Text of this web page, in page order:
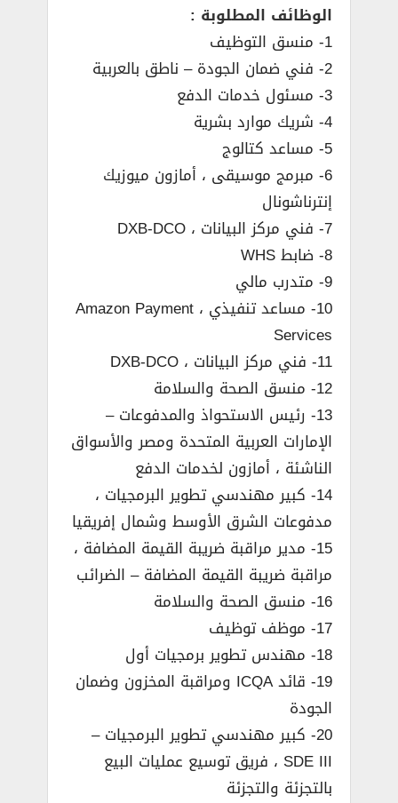
الوظائف المطلوبة :
1- منسق التوظيف
2- فني ضمان الجودة – ناطق بالعربية
3- مسئول خدمات الدفع
4- شريك موارد بشرية
5- مساعد كتالوج
6- مبرمج موسيقى ، أمازون ميوزيك
إنترناشونال
7- فني مركز البيانات ، DXB-DCO
8- ضابط WHS
9- متدرب مالي
10- مساعد تنفيذي ، Amazon Payment
Services
11- فني مركز البيانات ، DXB-DCO
12- منسق الصحة والسلامة
13- رئيس الاستحواذ والمدفوعات –
الإمارات العربية المتحدة ومصر والأسواق
الناشئة ، أمازون لخدمات الدفع
14- كبير مهندسي تطوير البرمجيات ،
مدفوعات الشرق الأوسط وشمال إفريقيا
15- مدير مراقبة ضريبة القيمة المضافة ،
مراقبة ضريبة القيمة المضافة – الضرائب
16- منسق الصحة والسلامة
17- موظف توظيف
18- مهندس تطوير برمجيات أول
19- قائد ICQA ومراقبة المخزون وضمان
الجودة
20- كبير مهندسي تطوير البرمجيات –
SDE III ، فريق توسيع عمليات البيع
بالتجزئة والتجزئة